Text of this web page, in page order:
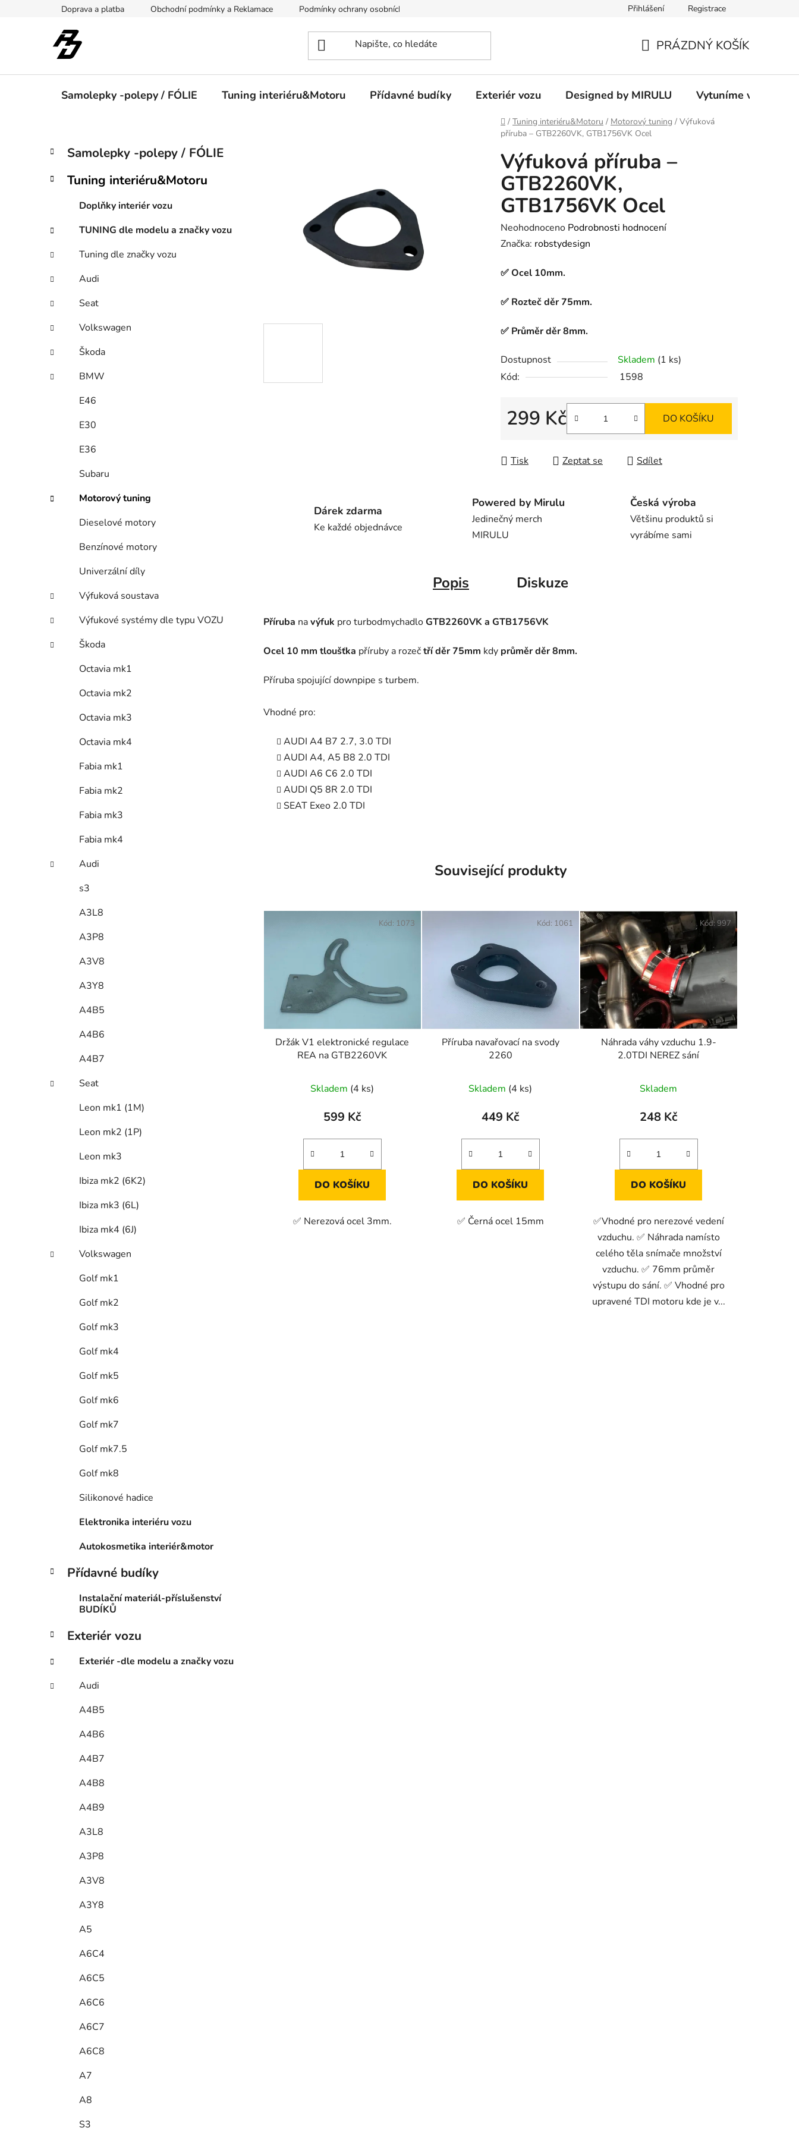
Doprava a platba Obchodní podmínky a Reklamace Podmínky ochrany osobních údajů Přihlášení Registrace
KOŠÍK
PRÁZDNÝ KOŠÍK
Samolepky -polepy / FÓLIE Tuning interiéru&Motoru Přídavné budíky Exteriér vozu Designed by MIRULU Vytuníme vám
Domů
/ Tuning interiéru&Motoru / Motorový tuning / Výfuková
příruba – GTB2260VK, GTB1756VK Ocel
P
s
a
n
n
p
a
e
l
Přeskočit
kategorie
K
a
e
i
e
Samolepky -polepy / FÓLIE
Tuning interiéru&Motoru
Doplňky interiér vozu
TUNING dle modelu a značky vozu
Tuning dle značky vozu
Audi
Seat
Volkswagen
Škoda
BMW
E46
E30
E36
Subaru
Motorový tuning
Dieselové motory
Benzínové motory
Univerzální díly
Výfuková soustava
Výfukové systémy dle typu VOZU
Škoda
Octavia mk1
Octavia mk2
Octavia mk3
Octavia mk4
Fabia mk1
Fabia mk2
Fabia mk3
Fabia mk4
Audi
s3
A3L8
A3P8
A3V8
A3Y8
A4B5
A4B6
A4B7
Seat
Leon mk1 (1M)
Leon mk2 (1P)
Leon mk3
Ibiza mk2 (6K2)
Ibiza mk3 (6L)
Ibiza mk4 (6J)
Volkswagen
Golf mk1
Golf mk2
Golf mk3
Golf mk4
Golf mk5
Golf mk6
Golf mk7
Golf mk7.5
Golf mk8
Silikonové hadice
Elektronika interiéru vozu
Autokosmetika interiér&motor
Přídavné budíky
Instalační materiál-příslušenství
BUDÍKŮ
Exteriér vozu
Exteriér -dle modelu a značky vozu
Audi
A4B5
A4B6
A4B7
A4B8
A4B9
A3L8
A3P8
A3V8
A3Y8
A5
A6C4
A6C5
A6C6
A6C7
A6C8
A7
A8
S3
Výfuková příruba –
GTB2260VK,
GTB1756VK Ocel
Průměrné
hodnocení
je
z
Neohodnoceno Podrobnosti hodnocení
Značka: robstydesign
✅ Ocel 10mm.
✅ Rozteč děr 75mm.
✅ Průměr děr 8mm.
Dostupnost Skladem (1 ks)
Kód:
1598
299 Kč DO KOŠÍKU
Tisk Zeptat se Sdílet
Dárek zdarma
Ke každé objednávce
Powered by Mirulu
Jedinečný merch
MIRULU
Česká výroba
Většinu produktů si
vyrábíme sami
Popis Diskuze
Příruba navýfuk pro turbodmychadloGTB2260VK a GTB1756VK
Ocel 10 mm tloušťka příruby a rozečtří děr 75mm kdy průměr děr 8mm.
Příruba spojující downpipe s turbem.
Vhodné pro:
AUDI A4 B7 2.7, 3.0 TDI
AUDI A4, A5 B8 2.0 TDI
AUDI A6 C6 2.0 TDI
AUDI Q5 8R 2.0 TDI
SEAT Exeo 2.0 TDI
Související produkty
Držák V1 elektronické regulace
REA na GTB2260VK
Skladem (4 ks)
599 Kč
DO KOŠÍKU
✅ Nerezová ocel 3mm.
Kód: 1073
Příruba navařovací na svody
2260
Skladem (4 ks)
449 Kč
DO KOŠÍKU
✅ Černá ocel 15mm
Kód: 1061
Náhrada váhy vzduchu 1.9-
2.0TDI NEREZ sání
Skladem
248 Kč
DO KOŠÍKU
✅Vhodné pro nerezové vedení
vzduchu. ✅ Náhrada namísto
celého těla snímače množství
vzduchu. ✅ 76mm průměr
výstupu do sání. ✅ Vhodné pro
upravené TDI motoru kde je v...
Kód:997